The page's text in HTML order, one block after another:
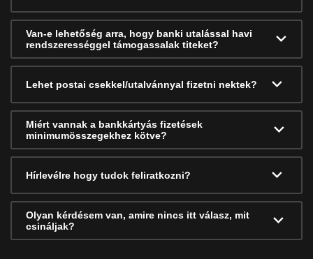
Van-e lehetőség arra, hogy banki utalással havi
rendszerességgel támogassalak titeket?
Lehet postai csekkel/utalvánnyal fizetni nektek?
Miért vannak a bankkártyás fizetések
minimumösszegekhez kötve?
Hírlevélre hogy tudok feliratkozni?
Olyan kérdésem van, amire nincs itt válasz, mit
csináljak?